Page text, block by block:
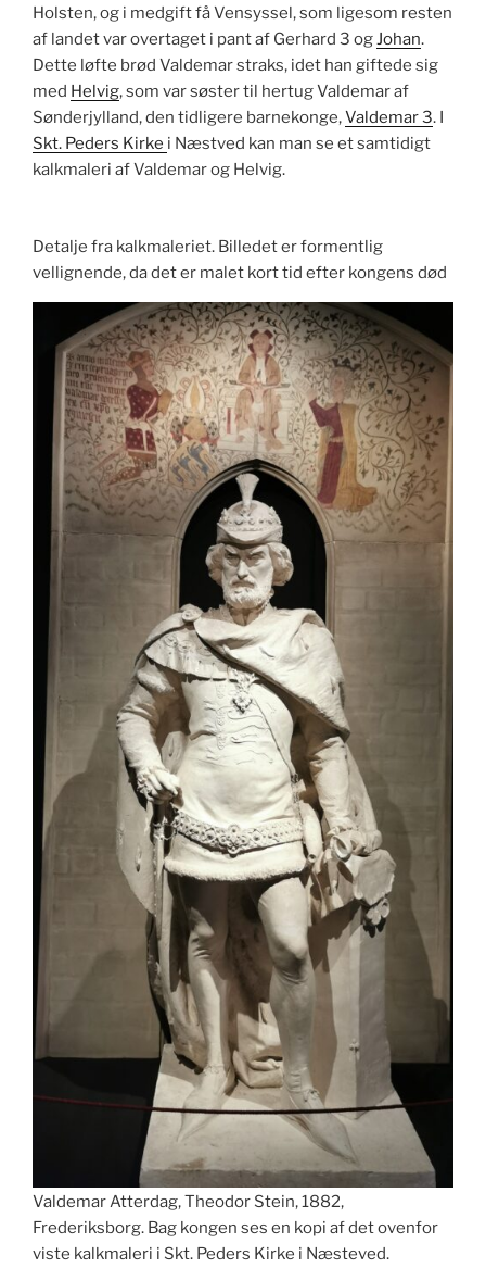
Holsten, og i medgift få Vensyssel, som ligesom resten
af landet var overtaget i pant af Gerhard 3 ogJohan.
Dette løfte brød Valdemar straks, idet han giftede sig
med Helvig, som var søster til hertug Valdemar af
Sønderjylland, den tidligere barnekonge,Valdemar 3. I
Skt. Peders Kirke i Næstved kan man se et samtidigt
kalkmaleri af Valdemar og Helvig.
Detalje fra kalkmaleriet. Billedet er formentlig
vellignende, da det er malet kort tid efter kongens død
Valdemar Atterdag, Theodor Stein, 1882,
Frederiksborg. Bag kongen ses en kopi af det ovenfor
viste kalkmaleri i Skt. Peders Kirke i Næsteved.